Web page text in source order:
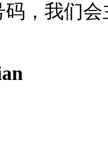
，我们